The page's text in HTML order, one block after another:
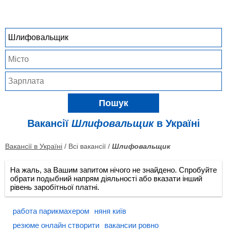
Пошук
Вакансії Шлифовальщикв Україні
Вакансії в Україні / Всі вакансії / Шлифовальщик
На жаль, за Вашим запитом нічого не знайдено. Спробуйте
обрати подыбний напрям діяльності або вказати інший
рівень заробітньої платні.
работа парикмахером
няня київ
резюме онлайн створити
вакансии ровно